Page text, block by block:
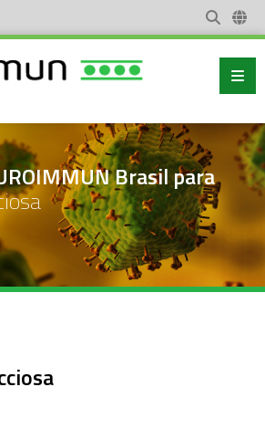
Brasil para